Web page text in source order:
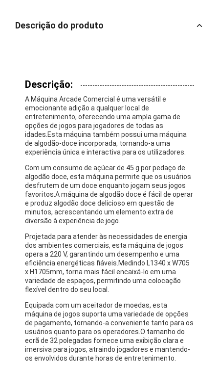
Descrição do produto
Descrição:
A Máquina Arcade Comercial é uma versátil e
emocionante adição a qualquer local de
entretenimento, oferecendo uma ampla gama de
opções de jogos para jogadores de todas as
idades.Esta máquina também possui uma máquina
de algodão-doce incorporada, tornando-a uma
experiência única e interactiva para os utilizadores.
Com um consumo de açúcar de 45 g por pedaço de
algodão doce, esta máquina permite que os usuários
desfrutem de um doce enquanto jogam seus jogos
favoritos.A máquina de algodão doce é fácil de operar
e produz algodão doce delicioso em questão de
minutos, acrescentando um elemento extra de
diversão à experiência de jogo.
Projetada para atender às necessidades de energia
dos ambientes comerciais, esta máquina de jogos
opera a 220 V, garantindo um desempenho e uma
eficiência energéticas fiáveis.Medindo L1340 x W705
x H1705mm, torna mais fácil encaixá-lo em uma
variedade de espaços, permitindo uma colocação
flexível dentro do seu local.
Equipada com um aceitador de moedas, esta
máquina de jogos suporta uma variedade de opções
de pagamento, tornando-a conveniente tanto para os
usuários quanto para os operadores.O tamanho do
ecrã de 32 polegadas fornece uma exibição clara e
imersiva para jogos, atraindo jogadores e mantendo-
os envolvidos durante horas de entretenimento.